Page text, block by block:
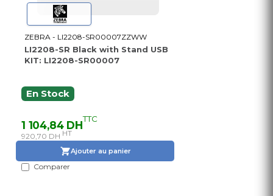
ZEBRA - LI2208-SR00007ZZWW
LI2208-SR Black with Stand USB
KIT: LI2208-SR00007
En Stock
1 104,84 DHTTC
920,70 DH HT
Ajouter au panier
Comparer